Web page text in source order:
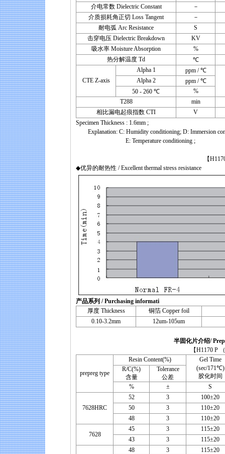
介电常数 Dielectric Constant
－
介质损耗角正切 Loss Tangent
－
耐电弧 Arc Resistance
S
击穿电压 Dielectric Breakdown
KV
吸水率 Moisture Absorption
%
热分解温度 Td
℃
CTE Z-axis
Alpha 1
ppm / ℃
Alpha 2
ppm / ℃
50 - 260 ℃
%
T288
min
相比漏电起痕指数 CTI
V
Specimen Thickness : 1.6mm ;
Explanation: C: Humidity conditioning; D: Immersion
E: Temperature conditioning ;
【H1170 Lead-
◆优异的耐热性 / Excellent thermal stress resistance
产品系列 / Purchasing informati
厚度 Thickness
铜箔 Copper foil
0.10-3.2mm
12um-105um
半固化片介绍/
【H1170 P （UV
prepreg type
Resin Content(%)
Gel Time
(sec/171℃)
胶化时间
R/C(%)
含量
Tolerance
公差
%
± S
7628HRC
52 3
100±20
50
3
110±20
48
3 110±20
7628
45 3
115±20
43
3 115±20
48 3
115±20